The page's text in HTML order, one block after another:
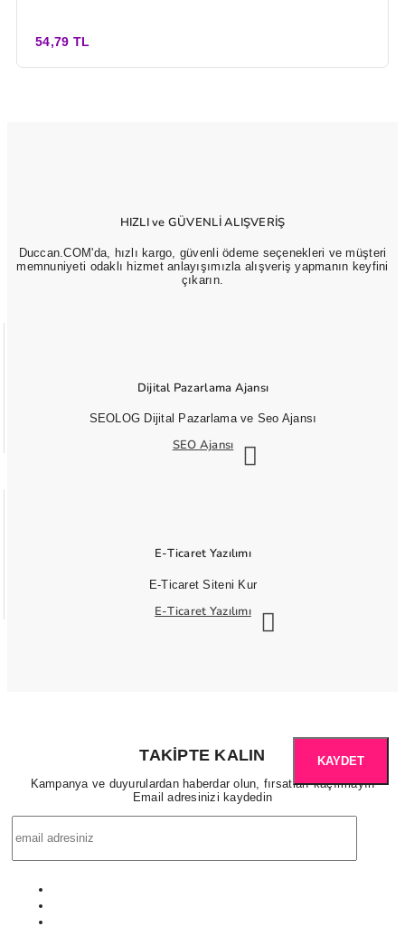
54,79 TL
HIZLI ve GÜVENLİ ALIŞVERİŞ
Duccan.COM'da, hızlı kargo, güvenli ödeme seçenekleri ve müşteri
memnuniyeti odaklı hizmet anlayışımızla alışveriş yapmanın keyfini
çıkarın.
Dijital Pazarlama Ajansı
SEOLOG Dijital Pazarlama ve Seo Ajansı
SEO Ajansı
E-Ticaret Yazılımı
E-Ticaret Siteni Kur
E-Ticaret Yazılımı
TAKIPTE KALIN
Kampanya ve duyurulardan haberdar olun, fırsatları kaçırmayın
Email adresinizi kaydedin
KAYDET